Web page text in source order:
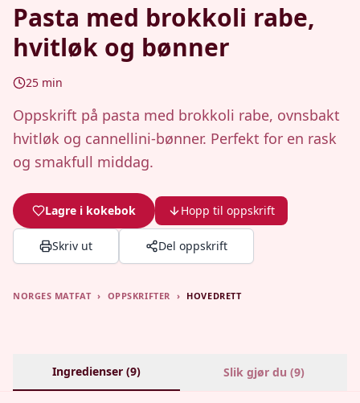
Pasta med brokkoli rabe,
hvitløk og bønner
25 min
Oppskrift på pasta med brokkoli rabe, ovnsbakt
hvitløk og cannellini-bønner. Perfekt for en rask
og smakfull middag.
Lagre i kokebok Hopp til oppskrift
Skriv ut Del oppskrift
NORGES MATFAT › OPPSKRIFTER › HOVEDRETT
Ingredienser (9) Slik gjør du (9)